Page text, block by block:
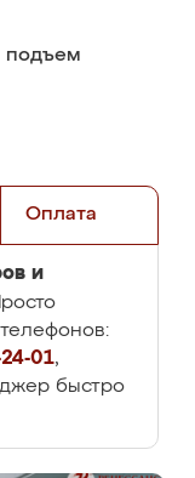
подъем
Оплата
и
01,
быстро